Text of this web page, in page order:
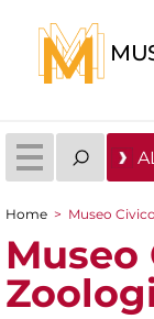
You are
Home > Museo
Museo